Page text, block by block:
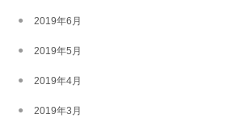
2019年6月
2019年5月
2019年4月
2019年3月